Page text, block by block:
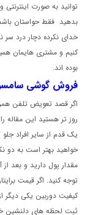
توانید به صورت
بدهید فقط حواستان
خدای نکرده دچار درد
کنیم و مشتری هایمان
بوده اند.
فروش گوشی
اگر قصد تعویض تلفن
روز تر هستید این مقاله
یک قدم از سایر افراد
خواهید بهتر است به دو
مقدار پول دارید و بعد
توجه کنید. اگر قیمت
کیفیت دوربین یکی دیگر
ثبت لحظه های دلنشین